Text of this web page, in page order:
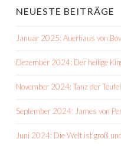
NEUESTE BEITRÄGE
Januar 2025: Auerhaus von
Dezember 2024: Der heilige
November 2024: Tanz der
September 2024: James von
Juni 2024: Die Welt ist groß